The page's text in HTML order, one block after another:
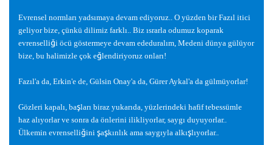
Evrensel normları yadsımaya devam ediyoruz.. O yüzden bir Fazıl itici
geliyor bize, çünkü dilimiz farklı.. Biz ısrarla odumuz koparak
evrenselliği öcü göstermeye devam ededuralım, Medeni dünya gülüyor
bize, bu halimizle çok eğlendiriyoruz onları!
Fazıl'a da, Erkin'e de, Gülsin Onay'a da, Gürer Aykal'a da gülmüyorlar!
Gözleri kapalı, başları biraz yukarıda, yüzlerindeki hafif tebessümle
haz alıyorlar ve sonra da önlerini ilikliyorlar, saygı duyuyorlar..
Ülkemin evrenselliğini şaşkınlık ama saygıyla alkışlıyorlar..